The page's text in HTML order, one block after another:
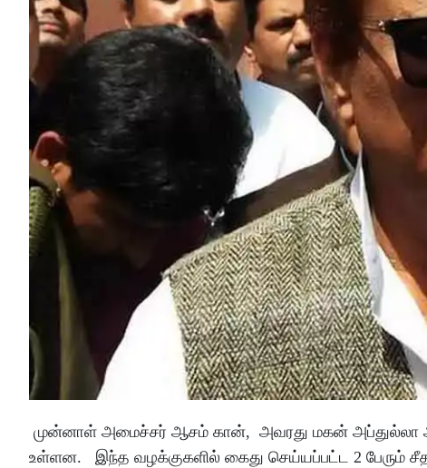
முன்னாள் அமைச்சர் ஆசம் கான், அவரது மகன் அப்துல்லா
உள்ளன. இந்த வழக்குகளில் கைது செய்யப்பட்ட 2 பேரும்